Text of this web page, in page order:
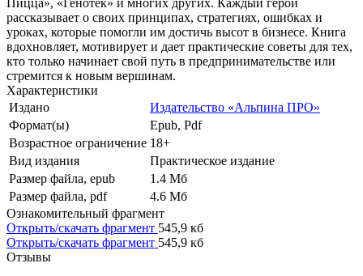
рассказывает о своих принципах, стратегиях, ошибках и
уроках, которые помогли им достичь высот в бизнесе. Книга
вдохновляет, мотивирует и дает практические советы для тех,
кто только начинает свой путь в предпринимательстве или
стремится к новым вершинам.
Характеристики
Издано
Издательство «Альпина ПРО»
Формат(ы)
Epub, Pdf
Возрастное ограничение 18+
Вид издания
Практическое издание
Размер файла, epub
1.4 Mб
Размер файла, pdf
4.6 Mб
Ознакомительный фрагмент
Открыть/скачать фрагмент 545,9 кб
Открыть/скачать фрагмент 545,9 кб
Отзывы